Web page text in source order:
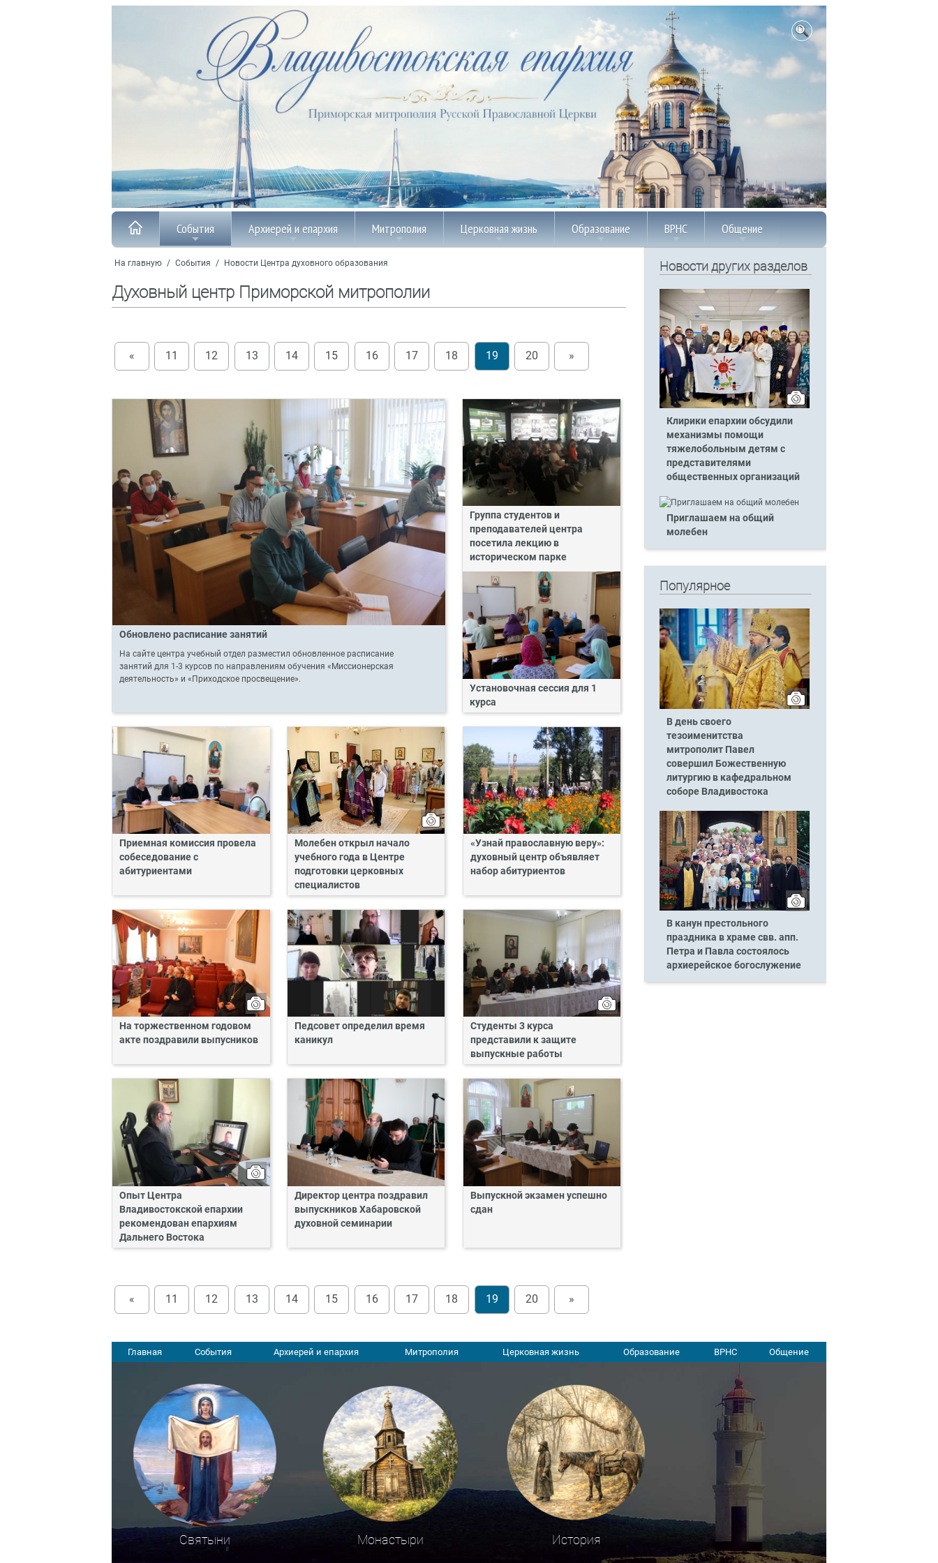
События Архиерей и епархия Митрополия Церковная жизнь Образование ВРНС Общение
На главную / События / Новости Центра духовного образования
Духовный центр Приморской митрополии
« 11 12 13 14 15 16 17 18 19 20 »
Обновлено расписание занятий
На сайте центра учебный отдел разместил обновленное расписание
занятий для 1-3 курсов по направлениям обучения «Миссионерская
деятельность» и «Приходское просвещение».
Группа студентов и
преподавателей центра
посетила лекцию в
историческом парке
Установочная сессия для 1
курса
Приемная комиссия провела
собеседование с
абитуриентами
Молебен открыл начало
учебного года в Центре
подготовки церковных
специалистов
«Узнай православную веру»:
духовный центр объявляет
набор абитуриентов
На торжественном годовом
акте поздравили выпусников
Педсовет определил время
каникул
Студенты 3 курса
представили к защите
выпускные работы
Опыт Центра
Владивостокской епархии
рекомендован епархиям
Дальнего Востока
Директор центра поздравил
выпускников Хабаровской
духовной семинарии
Выпускной экзамен успешно
сдан
« 11 12 13 14 15 16 17 18 19 20 »
Новости других разделов
Клирики епархии обсудили
механизмы помощи
тяжелобольным детям с
представителями
общественных организаций
Приглашаем на общий
молебен
Популярное
В день своего
тезоименитства
митрополит Павел
совершил Божественную
литургию в кафедральном
соборе Владивостока
В канун престольного
праздника в храме свв. апп.
Петра и Павла состоялось
архиерейское богослужение
Главная События Архиерей и епархия Митрополия Церковная жизнь Образование ВРНС Общение
Святыни Монастыри История